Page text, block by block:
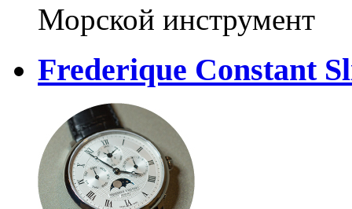
Морской инструмент
Frederique Constant